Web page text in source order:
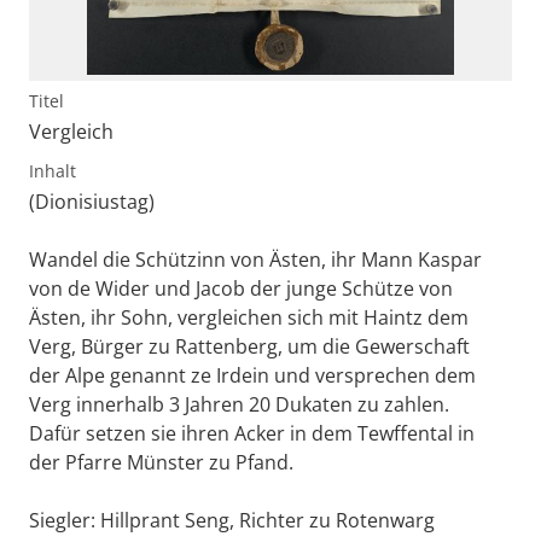
Titel
Vergleich
Inhalt
(Dionisiustag)
Wandel die Schützinn von Ästen, ihr Mann Kaspar
von de Wider und Jacob der junge Schütze von
Ästen, ihr Sohn, vergleichen sich mit Haintz dem
Verg, Bürger zu Rattenberg, um die Gewerschaft
der Alpe genannt ze Irdein und versprechen dem
Verg innerhalb 3 Jahren 20 Dukaten zu zahlen.
Dafür setzen sie ihren Acker in dem Tewffental in
der Pfarre Münster zu Pfand.
Siegler: Hillprant Seng, Richter zu Rotenwarg